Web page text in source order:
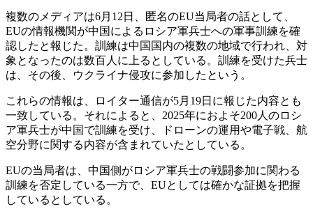
複数のメディアは6月12日、匿名のEU当局者の話として、
EUの情報機関が中国によるロシア軍兵士への軍事訓練を確
認したと報じた。訓練は中国国内の複数の地域で行われ、対
象となったのは数百人に上るとしている。訓練を受けた兵士
は、その後、ウクライナ侵攻に参加したという。
これらの情報は、ロイター通信が5月19日に報じた内容とも
一致している。それによると、2025年におよそ200人のロシ
ア軍兵士が中国で訓練を受け、ドローンの運用や電子戦、航
空分野に関する内容が含まれていたとしている。
EUの当局者は、中国側がロシア軍兵士の戦闘参加に関わる
訓練を否定している一方で、EUとしては確かな証拠を把握
しているとしている。